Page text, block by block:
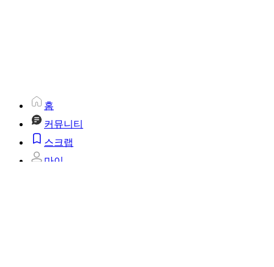
홈
커뮤니티
스크랩
마이